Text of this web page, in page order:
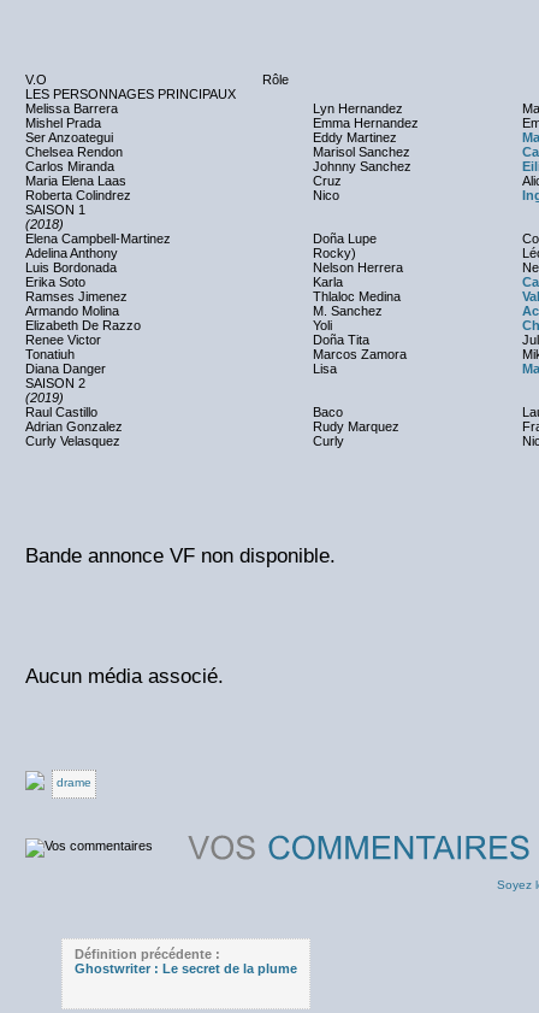
V.O
Rôle
LES PERSONNAGES PRINCIPAUX
Melissa Barrera
Lyn Hernandez
Mishel Prada
Emma Hernandez
Ser Anzoategui
Eddy Martinez
Chelsea Rendon
Marisol Sanchez
Carlos Miranda
Johnny Sanchez
Maria Elena Laas
Cruz
Roberta Colindrez
Nico
SAISON 1
(2018)
Elena Campbell-Martinez
Doña Lupe
Adelina Anthony
Rocky)
Luis Bordonada
Nelson Herrera
Erika Soto
Karla
Ramses Jimenez
Thlaloc Medina
Armando Molina
M. Sanchez
Elizabeth De Razzo
Yoli
Renee Victor
Doña Tita
Tonatiuh
Marcos Zamora
Diana Danger
Lisa
SAISON 2
(2019)
Raul Castillo
Baco
Adrian Gonzalez
Rudy Marquez
Curly Velasquez
Curly
Bande annonce VF non disponible.
Aucun média associé.
drame
Soyez
Définition précédente :
Ghostwriter : Le secret de la plume